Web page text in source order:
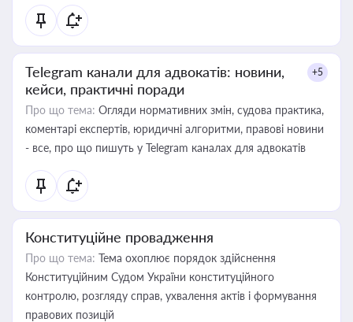
Telegram канали для адвокатів: новини,
кейси, практичні поради
+5
Про що тема: Огляди нормативних змін, судова практика,
коментарі експертів, юридичні алгоритми, правові новини
- все, про що пишуть у Telegram каналах для адвокатів
Конституційне провадження
Про що тема: Тема охоплює порядок здійснення
Конституційним Судом України конституційного
контролю, розгляду справ, ухвалення актів і формування
правових позицій